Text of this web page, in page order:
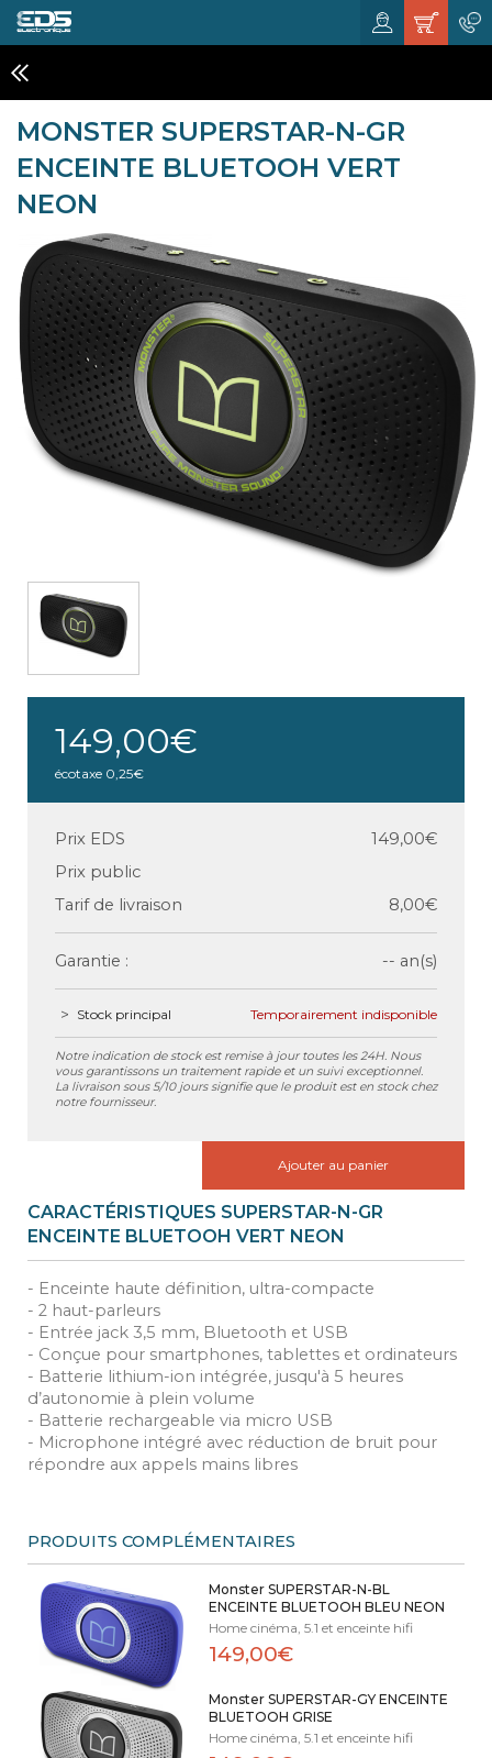
MONSTER SUPERSTAR-N-GR
ENCEINTE BLUETOOH VERT
NEON
149,00€
écotaxe 0,25€
Prix EDS
149,00€
Prix public
Tarif de livraison
8,00€
Garantie : -- an(s)
Stock principal Temporairement indisponible
Notre indication de stock est remise à jour toutes les 24H. Nous
vous garantissons un traitement rapide et un suivi exceptionnel.
La livraison sous 5/10 jours signifie que le produit est en stock chez
notre fournisseur.
Ajouter au panier
CARACTÉRISTIQUES SUPERSTAR-N-GR
ENCEINTE BLUETOOH VERT NEON
- Enceinte haute définition, ultra-compacte
- 2 haut-parleurs
- Entrée jack 3,5 mm, Bluetooth et USB
- Conçue pour smartphones, tablettes et ordinateurs
- Batterie lithium-ion intégrée, jusqu'à 5 heures
d’autonomie à plein volume
- Batterie rechargeable via micro USB
- Microphone intégré avec réduction de bruit pour
répondre aux appels mains libres
PRODUITS COMPLÉMENTAIRES
Monster SUPERSTAR-N-BL
ENCEINTE BLUETOOH BLEU NEON
Home cinéma, 5.1 et enceinte hifi
149,00€
Monster SUPERSTAR-GY ENCEINTE
BLUETOOH GRISE
Home cinéma, 5.1 et enceinte hifi